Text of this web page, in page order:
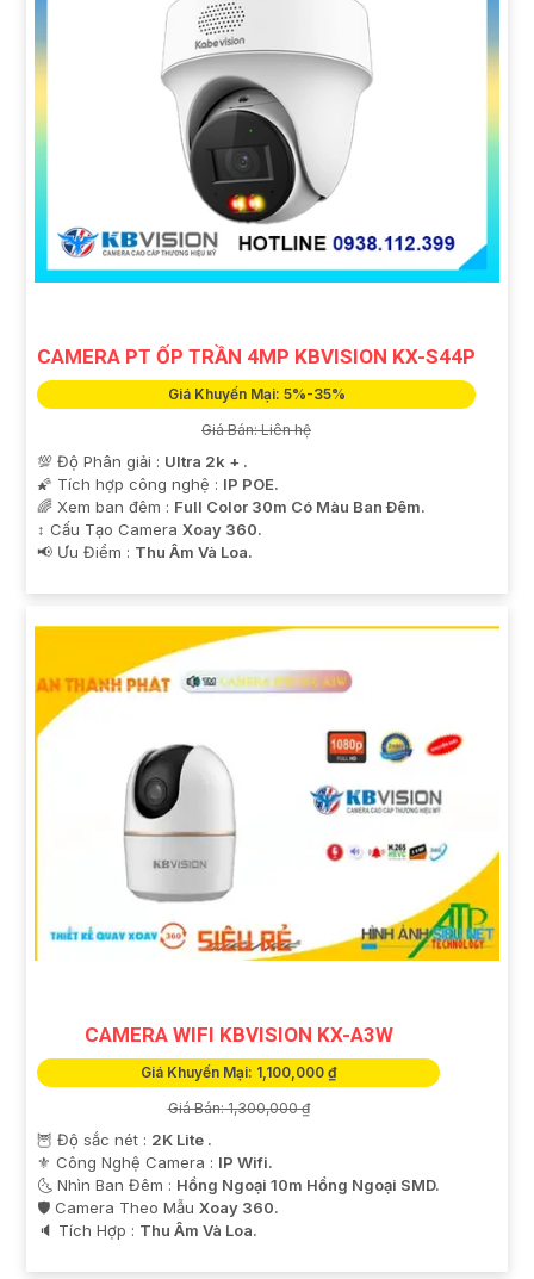
sự hỗ trợ hoặc tư vấn khác, đừng ngần ngại để lại câu
hỏi!
CAMERA PT ỐP TRẦN 4MP KBVISION KX-S44P
Giá Khuyến Mại: 5%-35%
Giá Bán: Liên hệ
💯 Độ Phân giải : Ultra 2k + .
🌠 Tích hợp công nghệ : IP POE.
🌈 Xem ban đêm : Full Color 30m Có Màu Ban Ðêm.
↕️ Cấu Tạo Camera Xoay 360.
️📢 Ưu Điểm : Thu Âm Và Loa.
CAMERA WIFI KBVISION KX-A3W
Giá Khuyến Mại: 1,100,000 ₫
Giá Bán: 1,300,000 ₫
🦉 Độ sắc nét : 2K Lite .
⚜️ Công Nghệ Camera : IP Wifi.
🌜 Nhìn Ban Đêm : Hồng Ngoại 10m Hồng Ngoại SMD.
🛡 Camera Theo Mẫu Xoay 360.
️🔈 Tích Hợp : Thu Âm Và Loa.